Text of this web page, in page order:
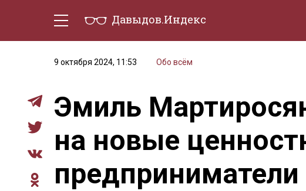
Давыдов.Индекс
9 октября 2024, 11:53
Обо всём
Эмиль
на новые
предприниматели